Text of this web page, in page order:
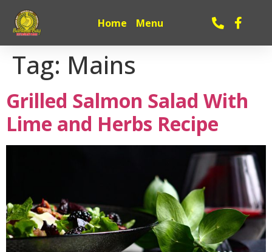
Home Menu
Tag: Mains
Grilled Salmon Salad With
Lime and Herbs Recipe